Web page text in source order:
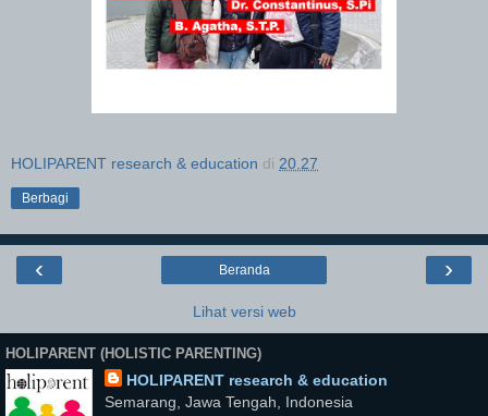
HOLIPARENT research & education di 20.27
Berbagi
‹ ›
Beranda
Lihat versi web
HOLIPARENT (HOLISTIC PARENTING)
HOLIPARENT research & education
Semarang, Jawa Tengah, Indonesia